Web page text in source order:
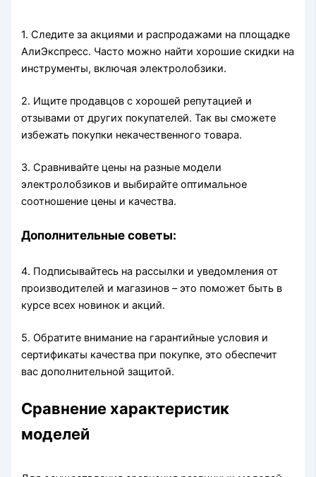
1. Следите за акциями и распродажами на площадке
АлиЭкспресс. Часто можно найти хорошие скидки на
инструменты, включая электролобзики.
2. Ищите продавцов с хорошей репутацией и
отзывами от других покупателей. Так вы сможете
избежать покупки некачественного товара.
3. Сравнивайте цены на разные модели
электролобзиков и выбирайте оптимальное
соотношение цены и качества.
Дополнительные советы:
4. Подписывайтесь на рассылки и уведомления от
производителей и магазинов – это поможет быть в
курсе всех новинок и акций.
5. Обратите внимание на гарантийные условия и
сертификаты качества при покупке, это обеспечит
вас дополнительной защитой.
Сравнение характеристик
моделей